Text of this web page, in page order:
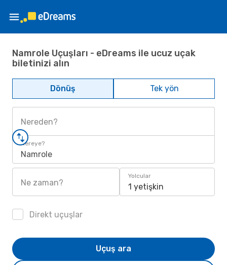
Namrole Uçuşları - eDreams ile ucuz uçak
biletinizi alın
Dönüş Tek yön
Nereden?
Nereye?
Namrole
Ne zaman?
Yolcular
1 yetişkin
Direkt uçuşlar
Uçuş ara